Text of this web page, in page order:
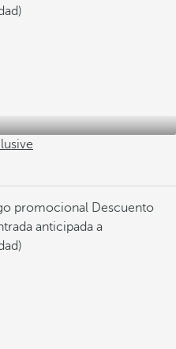
promocional Descuento
anticipada a